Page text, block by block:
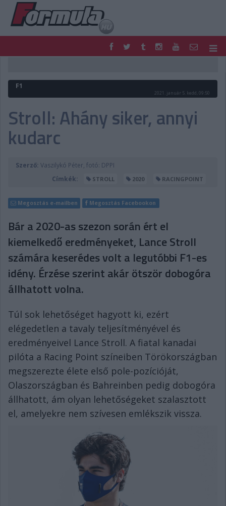
FORMULA
MOTOR
PODCAST
SHOP
LIVE
DIGITÁLIS MAGAZIN
F1
2021. január 5. kedd, 09:50
Stroll: Ahány siker, annyi
kudarc
Szerző: Vaszilykó Péter, fotó: DPPI
Címkék:
STROLL 2020 RACINGPOINT
Megosztás e-mailben Megosztás Facebookon
Bár a 2020-as szezon során ért el
kiemelkedő eredményeket, Lance Stroll
számára keserédes volt a legutóbbi F1-es
idény. Érzése szerint akár ötször dobogóra
állhatott volna.
Túl sok lehetőséget hagyott ki, ezért
elégedetlen a tavaly teljesítményével és
eredményeivel Lance Stroll. A fiatal kanadai
pilóta a Racing Point színeiben Törökországban
megszerezte élete első pole-pozícióját,
Olaszországban és Bahreinben pedig dobogóra
állhatott, ám olyan lehetőségeket szalasztott
el, amelyekre nem szívesen emlékszik vissza.